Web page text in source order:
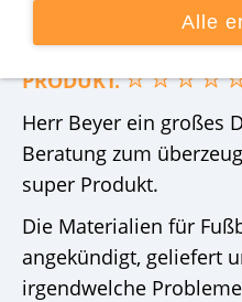
SUPER
PRODUKT.
Herr Beyer ein großes
Beratung zum
super Produkt.
Die Materialien für
angekündigt, geliefert
irgendwelche
Alle